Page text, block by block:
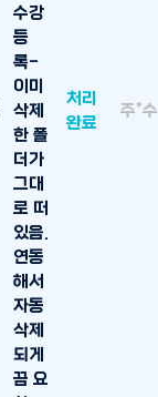
수강
등
록-
이미
삭제
한 폴
더가
그대
로 떠
있음.
연동
해서
자동
삭제
되게
끔 요
처리
완료
주*수